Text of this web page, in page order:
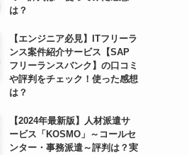
は？
【エンジニア必見】ITフリーラ
ンス案件紹介サービス【SAP
フリーランスバンク】の口コミ
や評判をチェック！使った感想
は？
【2024年最新版】人材派遣サ
ービス「KOSMO」～コールセ
ンター・事務派遣～評判は？実